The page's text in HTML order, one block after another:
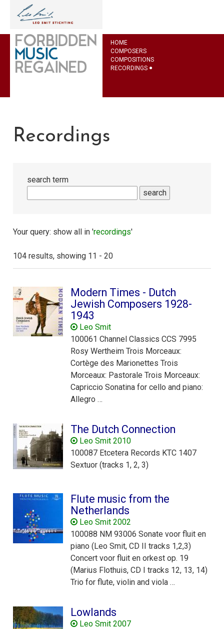
HOME
COMPOSERS
COMPOSITIONS
RECORDINGS
Recordings
search term
search
Your query: show all in 'recordings'
104 results, showing 11 - 20
Modern Times - Dutch
Jewish Composers 1928-
1943
Leo Smit
100061 Channel Classics CCS 7995
Rosy Wertheim Trois Morceaux:
Cortège des Marionettes Trois
Morceaux: Pastorale Trois Morceaux:
Capriccio Sonatina for cello and piano:
Allegro …
The Dutch Connection
Leo Smit 2010
100087 Etcetera Records KTC 1407
Sextuor (tracks 1, 2, 3)
Flute music from the
Netherlands
Leo Smit 2002
100088 NM 93006 Sonate voor fluit en
piano (Leo Smit, CD II tracks 1,2,3)
Concert voor fluit en orkest op. 19
(Marius Flothuis, CD I tracks 12, 13, 14)
Trio for flute, violin and viola …
Lowlands
Leo Smit 2007